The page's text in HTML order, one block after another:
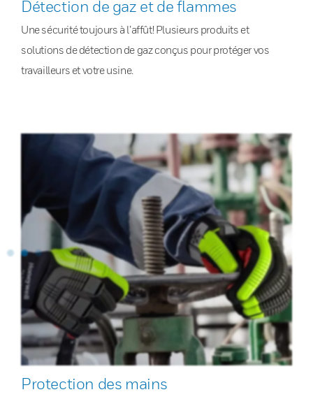
Détection de gaz et de flammes
Une sécurité toujours à l’affût! Plusieurs produits et
solutions de détection de gaz conçus pour protéger vos
travailleurs et votre usine.
Protection des mains